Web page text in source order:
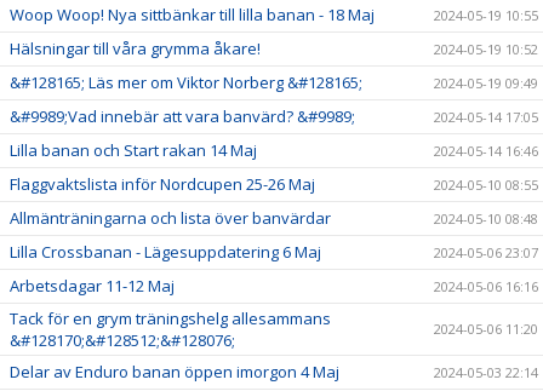
Woop Woop! Nya sittbänkar till lilla banan - 18 Maj 2024-05-19 10:55
Hälsningar till våra grymma åkare! 2024-05-19 10:52
&#128165; Läs mer om Viktor Norberg &#128165; 2024-05-19 09:49
&#9989;Vad innebär att vara banvärd? &#9989; 2024-05-14 17:05
Lilla banan och Start rakan 14 Maj 2024-05-14 16:46
Flaggvaktslista inför Nordcupen 25-26 Maj 2024-05-10 08:55
Allmänträningarna och lista över banvärdar 2024-05-10 08:48
Lilla Crossbanan - Lägesuppdatering 6 Maj 2024-05-06 23:07
Arbetsdagar 11-12 Maj 2024-05-06 16:16
Tack för en grym träningshelg allesammans
&#128170;&#128512;&#128076;
2024-05-06 11:20
Delar av Enduro banan öppen imorgon 4 Maj 2024-05-03 22:14